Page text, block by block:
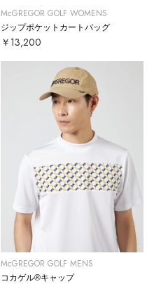
McGREGOR GOLF WOMENS
ジップポケットカートバッグ
￥13,200
McGREGOR GOLF MENS
コカゲル®キャップ